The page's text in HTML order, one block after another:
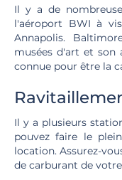
Il y a de
l'aéroport BWI à
Annapolis.
musées d'art et son
connue pour être la
Il y a plusieurs
pouvez faire le
location. Assurez-
de carburant de